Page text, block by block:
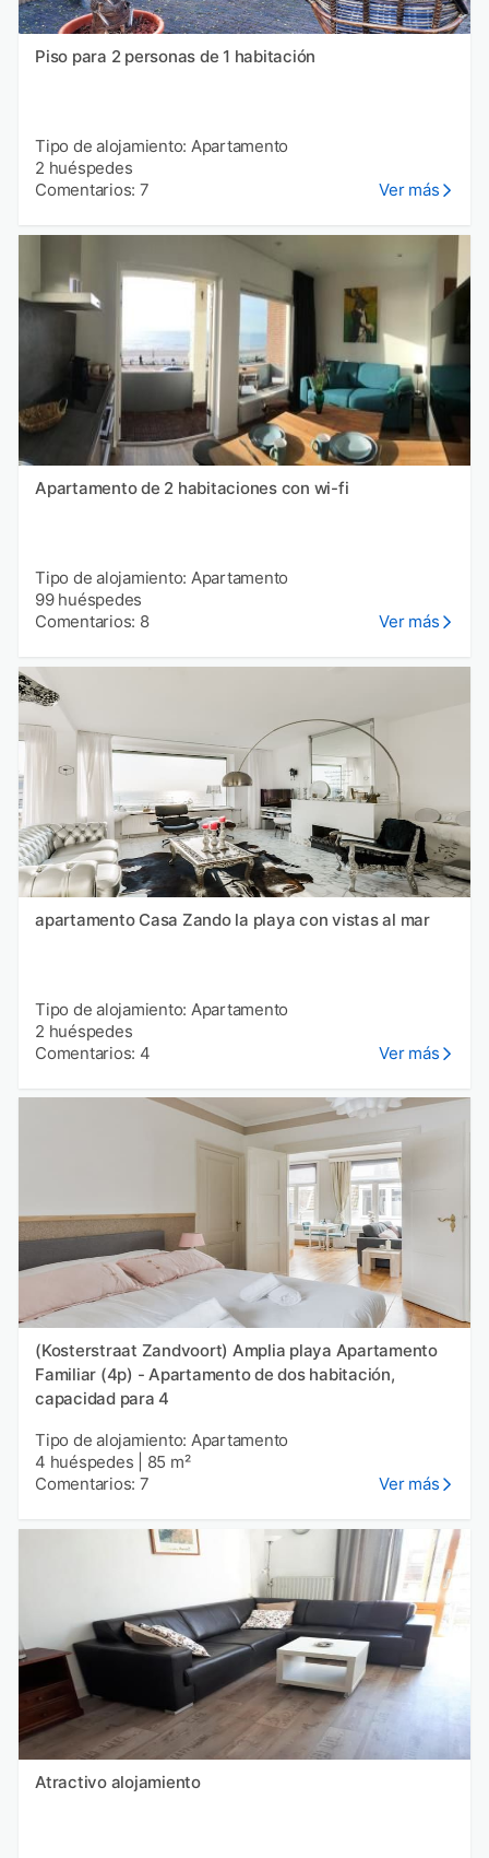
Piso para 2 personas de 1 habitación
Tipo de alojamiento: Apartamento
2 huéspedes
Comentarios: 7
Ver más
Apartamento de 2 habitaciones con wi-fi
Tipo de alojamiento: Apartamento
99 huéspedes
Comentarios: 8
Ver más
apartamento Casa Zando la playa con vistas al mar
Tipo de alojamiento: Apartamento
2 huéspedes
Comentarios: 4
Ver más
(Kosterstraat Zandvoort) Amplia playa Apartamento
Familiar (4p) - Apartamento de dos habitación,
capacidad para 4
Tipo de alojamiento: Apartamento
4 huéspedes
85 m²
Comentarios: 7
Ver más
Atractivo alojamiento